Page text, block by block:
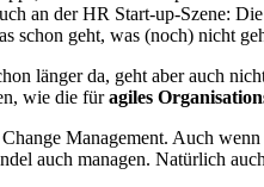
an der HR Start-up-Szene:
schon geht, was (noch) nicht
länger da, geht aber auch
wie die füragiles
Management. Auch
auch managen. Natürlich